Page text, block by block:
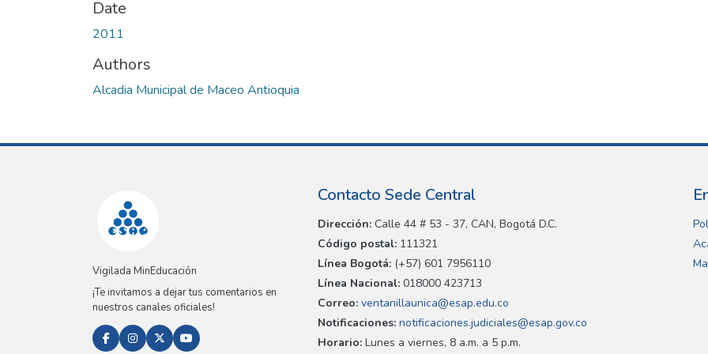
Date
2011
Authors
Alcadia Municipal de Maceo Antioquia
Vigilada MinEducación
¡Te invitamos a dejar tus comentarios en
nuestros canales oficiales!
Contacto Sede Central
Dirección: Calle 44 # 53 - 37, CAN, Bogotá D.C.
Código postal: 111321
Línea Bogotá: (+57) 601 7956110
Línea Nacional: 018000 423713
Correo: ventanillaunica@esap.edu.co
Notificaciones: notificaciones.judiciales@esap.gov.co
Horario: Lunes a viernes, 8 a.m. a 5 p.m.